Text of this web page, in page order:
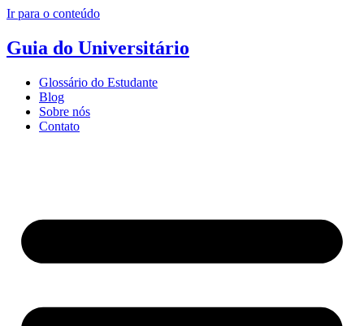
Ir para o conteúdo
Guia do Universitário
Glossário do Estudante
Blog
Sobre nós
Contato